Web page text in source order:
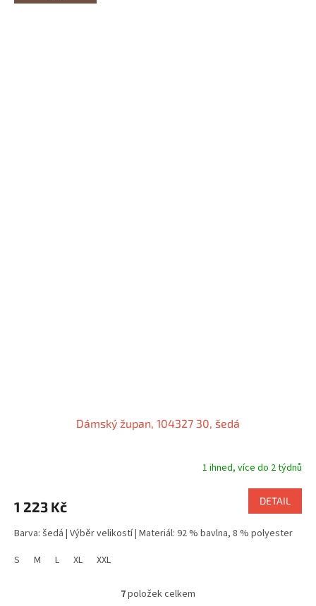
Dámský župan, 104327 30, šedá
1 ihned, více do 2 týdnů
1 223 Kč DETAIL
Barva: šedá | Výběr velikostí | Materiál: 92 % bavlna, 8 % polyester
S
M L XL XXL
O
7položek celkem